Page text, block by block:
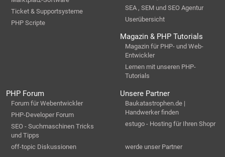
Ticket & Supportsysteme
PHP Scripte
SEA , SEM und SEO Agentur
Userübersicht
Magazin & PHP Tutorials
Magazin für PHP- und Web-
Entwickler
Lernen mit unseren PHP-
Tutorials
PHP Forum
Forum für Webentwickler
PHP-Developer Forum
SEO - Suchmaschinen Tricks
und Tipps
off-topic Diskussionen
Unsere Partner
Baukatastrophen.de |
Handwerker finden
estugo - Hosting für Ihren Shopr
werde unser Partner